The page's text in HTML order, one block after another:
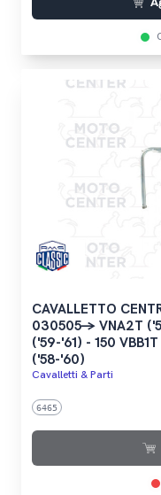
CAVALLETTO
030505-> VNA2T
('59-'61) - 150
('58-'60)
Cavalletti & Parti
6465